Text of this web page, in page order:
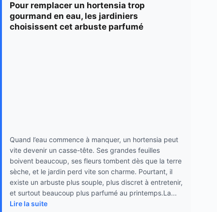
Pour remplacer un hortensia trop
gourmand en eau, les jardiniers
choisissent cet arbuste parfumé
Quand l’eau commence à manquer, un hortensia peut
vite devenir un casse-tête. Ses grandes feuilles
boivent beaucoup, ses fleurs tombent dès que la terre
sèche, et le jardin perd vite son charme. Pourtant, il
existe un arbuste plus souple, plus discret à entretenir,
et surtout beaucoup plus parfumé au printemps.La...
Lire la suite